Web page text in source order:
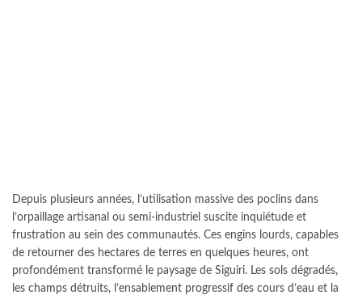
Depuis plusieurs années, l’utilisation massive des poclins dans
l’orpaillage artisanal ou semi-industriel suscite inquiétude et
frustration au sein des communautés. Ces engins lourds, capables
de retourner des hectares de terres en quelques heures, ont
profondément transformé le paysage de Siguiri. Les sols dégradés,
les champs détruits, l’ensablement progressif des cours d’eau et la